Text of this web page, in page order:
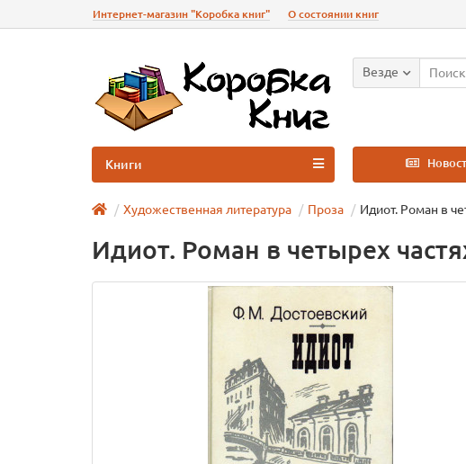
Интернет-магазин "Коробка книг" О состоянии книг
Везде
Книги
Художественная литература Проза Идиот. Роман в
Идиот. Роман в четырех